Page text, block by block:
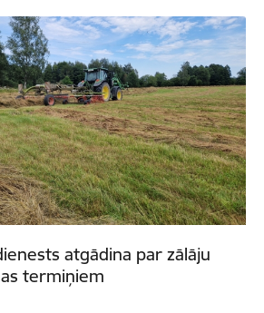
atgādina par zālāju
termiņiem